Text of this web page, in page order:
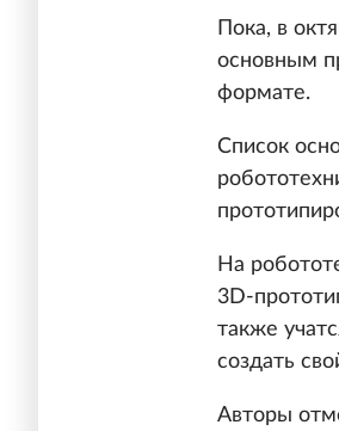
Пока, в
основным
формате.
Список
На
3D-
также
создать
Авторы